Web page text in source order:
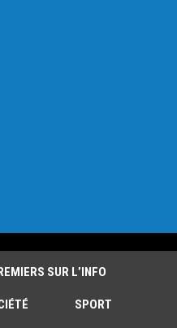
SUR L’INFO
SPORT